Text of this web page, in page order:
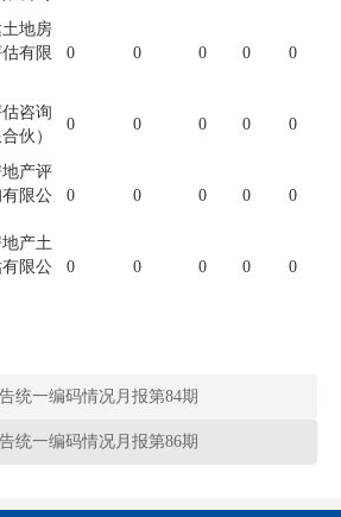
地房
有限
0 0 0 0 0
咨询
伙）
0 0 0 0 0
产评
限公
0 0 0 0 0
产土
限公
0 0 0 0 0
统一编码情况月报第84期
统一编码情况月报第86期